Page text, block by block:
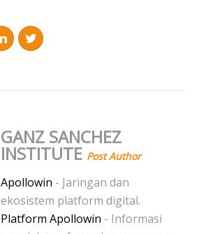
GANZ SANCHEZ
INSTITUTE Post Author
Apollowin - Jaringan dan
ekosistem platform digital.
Platform Apollowin - Informasi